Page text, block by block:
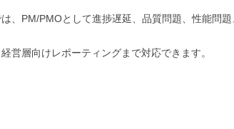
、PM/PMOとして進捗遅延、品質問題、性能問題
営層向けレポーティングまで対応できます。